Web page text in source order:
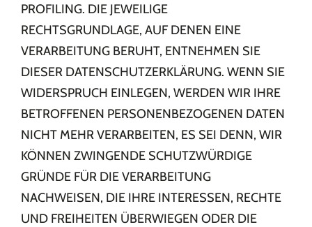
PROFILING. DIE JEWEILIGE
RECHTSGRUNDLAGE, AUF DENEN EINE
VERARBEITUNG BERUHT, ENTNEHMEN SIE
DIESER DATENSCHUTZERKLÄRUNG. WENN SIE
WIDERSPRUCH EINLEGEN, WERDEN WIR IHRE
BETROFFENEN PERSONENBEZOGENEN DATEN
NICHT MEHR VERARBEITEN, ES SEI DENN, WIR
KÖNNEN ZWINGENDE SCHUTZWÜRDIGE
GRÜNDE FÜR DIE VERARBEITUNG
NACHWEISEN, DIE IHRE INTERESSEN, RECHTE
UND FREIHEITEN ÜBERWIEGEN ODER DIE